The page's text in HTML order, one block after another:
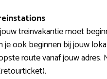
treinvakantie moet
je ook beginnen bij jouw
route vanaf jouw